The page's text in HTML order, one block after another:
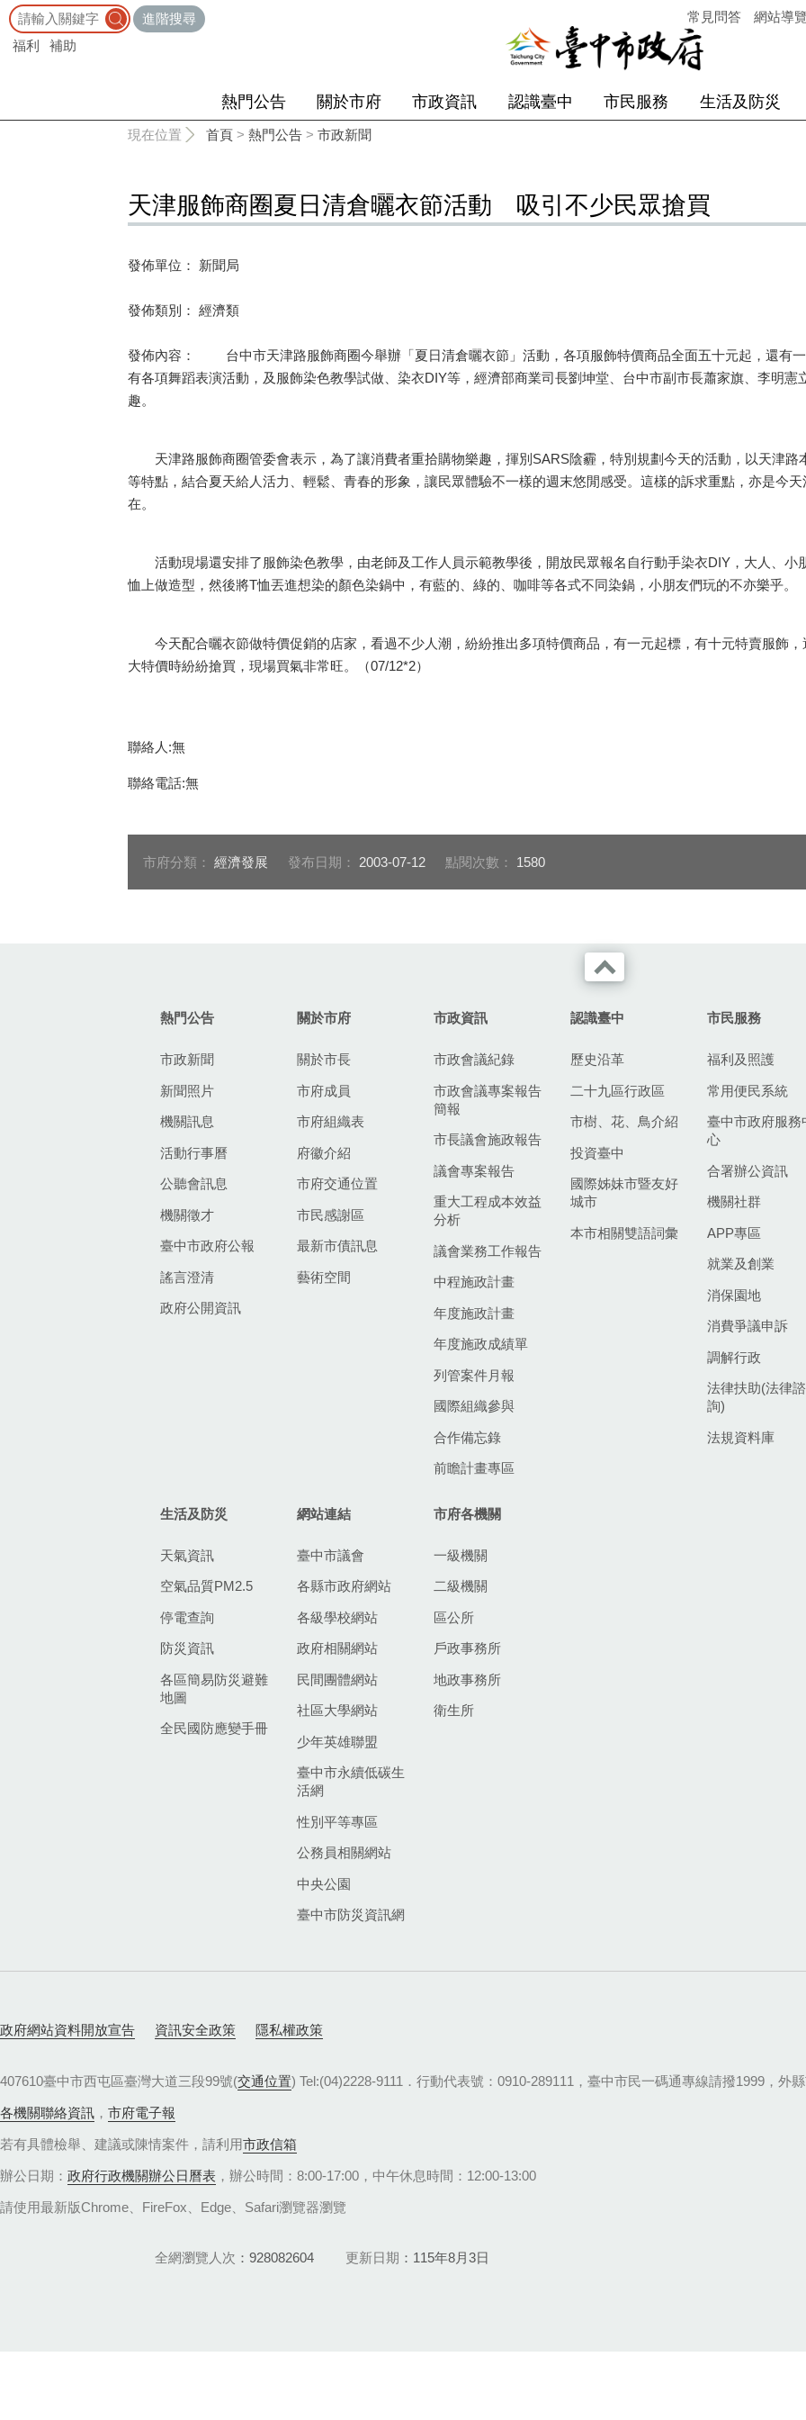
進階搜尋
福利
補助
常見問答 網站導
熱門公告 關於市府 市政資訊 認識臺中 市民服務 生活及防災
現在位置 首頁 > 熱門公告 > 市政新聞
天津服飾商圈夏日清倉曬衣節活動 吸引不少民眾搶買
發佈單位： 新聞局
發佈類別： 經濟類
發佈內容： 台中市天津路服飾商圈今舉辦「夏日清倉曬衣節」活動，各項服飾特價商品全面五十元起，還有
有各項舞蹈表演活動，及服飾染色教學試做、染衣DIY等，經濟部商業司長劉坤堂、台中市副市長蕭家旗、李明
趣。
天津路服飾商圈管委會表示，為了讓消費者重拾購物樂趣，揮別SARS陰霾，特別規劃今天的活動，以天津路
等特點，結合夏天給人活力、輕鬆、青春的形象，讓民眾體驗不一樣的週末悠閒感受。這樣的訴求重點，亦是今
在。
活動現場還安排了服飾染色教學，由老師及工作人員示範教學後，開放民眾報名自行動手染衣DIY，大人、小
恤上做造型，然後將T恤丟進想染的顏色染鍋中，有藍的、綠的、咖啡等各式不同染鍋，小朋友們玩的不亦樂乎。
今天配合曬衣節做特價促銷的店家，看過不少人潮，紛紛推出多項特價商品，有一元起標，有十元特賣服飾，
大特價時紛紛搶買，現場買氣非常旺。（07/12*2）
聯絡人:無
聯絡電話:無
市府分類： 經濟發展 發布日期： 2003-07-12 點閱次數： 1580
熱門公告
市政新聞
新聞照片
機關訊息
活動行事曆
公聽會訊息
機關徵才
臺中市政府公報
謠言澄清
政府公開資訊
關於市府
關於市長
市府成員
市府組織表
府徽介紹
市府交通位置
市民感謝區
最新市債訊息
藝術空間
市政資訊
市政會議紀錄
市政會議專案報告
簡報
市長議會施政報告
議會專案報告
重大工程成本效益
分析
議會業務工作報告
中程施政計畫
年度施政計畫
年度施政成績單
列管案件月報
國際組織參與
合作備忘錄
前瞻計畫專區
認識臺中
歷史沿革
二十九區行政區
市樹、花、鳥介紹
投資臺中
國際姊妹市暨友好
城市
本市相關雙語詞彙
市民服務
福利及照護
常用便民系統
臺中市政府服務
心
合署辦公資訊
機關社群
APP專區
就業及創業
消保園地
消費爭議申訴
調解行政
法律扶助(法律諮
詢)
法規資料庫
生活及防災
天氣資訊
空氣品質PM2.5
停電查詢
防災資訊
各區簡易防災避難
地圖
全民國防應變手冊
網站連結
臺中市議會
各縣市政府網站
各級學校網站
政府相關網站
民間團體網站
社區大學網站
少年英雄聯盟
臺中市永續低碳生
活網
性別平等專區
公務員相關網站
中央公園
臺中市防災資訊網
市府各機關
一級機關
二級機關
區公所
戶政事務所
地政事務所
衛生所
政府網站資料開放宣告 資訊安全政策 隱私權政策
407610臺中市西屯區臺灣大道三段99號(交通位置) Tel:(04)2228-9111．行動代表號：0910-289111，臺中市民一碼通專線請撥1999，外
各機關聯絡資訊 ， 市府電子報
若有具體檢舉、建議或陳情案件，請利用市政信箱
辦公日期： 政府行政機關辦公日曆表 ，辦公時間：8:00-17:00，中午休息時間：12:00-13:00
請使用最新版Chrome、FireFox、Edge、Safari瀏覽器瀏覽
全網瀏覽人次 928082604 更新日期 115年8月3日